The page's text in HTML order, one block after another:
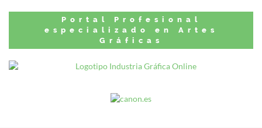
Portal Profesional
especializado en Artes
Gráficas